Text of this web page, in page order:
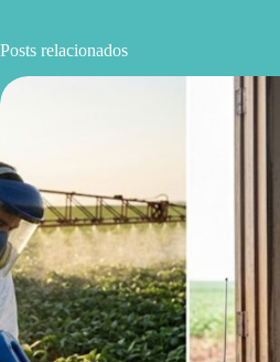
Posts relacionados